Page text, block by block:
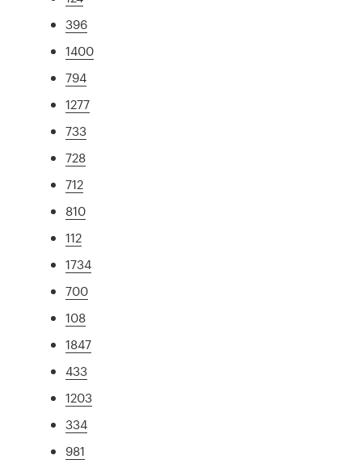
396
1400
794
1277
733
728
712
810
112
1734
700
108
1847
433
1203
334
981